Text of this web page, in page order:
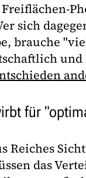
sich
brauche
für
Reiches
das